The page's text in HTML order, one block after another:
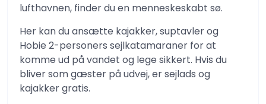
lufthavnen, finder du en menneskeskabt sø.
Her kan du ansætte kajakker, suptavler og
Hobie 2-personers sejlkatamaraner for at
komme ud på vandet og lege sikkert. Hvis du
bliver som gæster på udvej, er sejlads og
kajakker gratis.